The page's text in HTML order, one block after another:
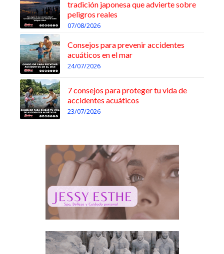
tradición japonesa que advierte sobre
peligros reales
07/08/2026
Consejos para prevenir accidentes
acuáticos en el mar
24/07/2026
7 consejos para proteger tu vida de
accidentes acuáticos
23/07/2026